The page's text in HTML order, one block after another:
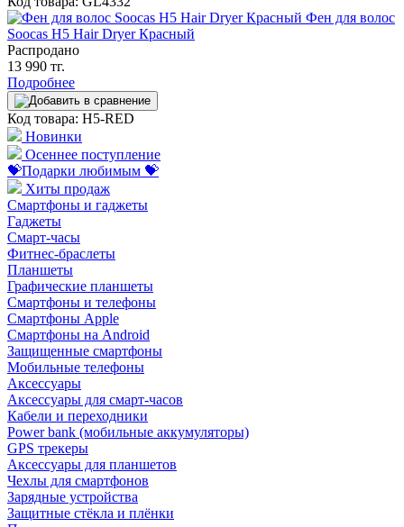
Фен для волос
Soocas H5 Hair Dryer Красный
Распродано
13 990 тг.
Подробнее
Код товара: H5-RED
Новинки
Осеннее поступление
💝Подарки любимым 💝
Хиты продаж
Смартфоны и гаджеты
Гаджеты
Смарт-часы
Фитнес-браслеты
Планшеты
Графические планшеты
Смартфоны и телефоны
Смартфоны Apple
Смартфоны на Android
Защищенные смартфоны
Мобильные телефоны
Аксессуары
Аксессуары для смарт-часов
Кабели и переходники
Power bank (мобильные аккумуляторы)
GPS трекеры
Аксессуары для планшетов
Чехлы для смартфонов
Зарядные устройства
Защитные стёкла и плёнки